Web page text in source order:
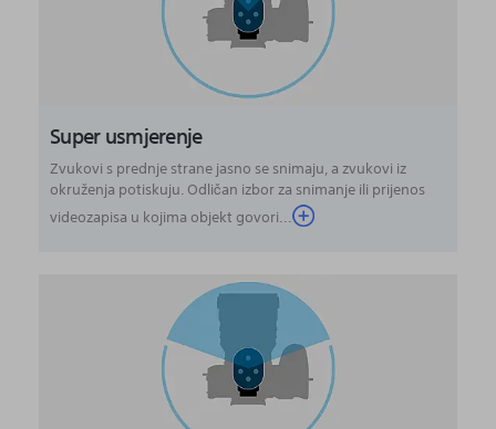
Super usmjerenje
Zvukovi s prednje strane jasno se snimaju, a zvukovi iz
okruženja potiskuju. Odličan izbor za snimanje ili prijenos
videozapisa u kojima objekt govori...